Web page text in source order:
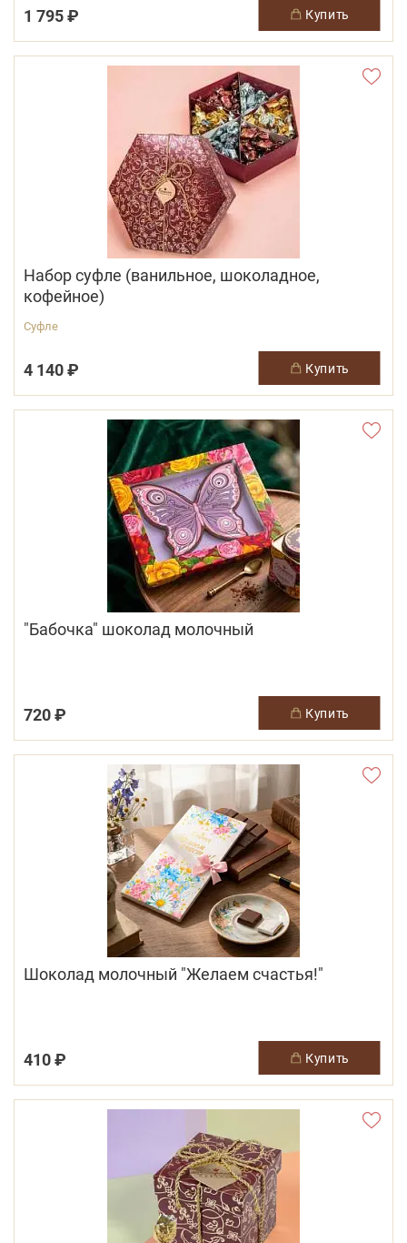
1 795 ₽ купить
Набор суфле (ванильное, шоколадное,
кофейное)
Суфле
4 140 ₽ купить
"Бабочка" шоколад молочный
720 ₽ купить
Шоколад молочный "Желаем счастья!"
410 ₽ купить